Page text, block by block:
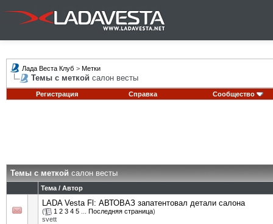
Лада Веста Клуб > Метки
Темы с меткой салон весты
Регистрация Справка Сообщество
Темы с меткойсалон весты
Тема / Автор
LADA Vesta Fl: АВТОВАЗ запатентовал детали салона
( 1 2 3 4 5 Последняя страница)
svett